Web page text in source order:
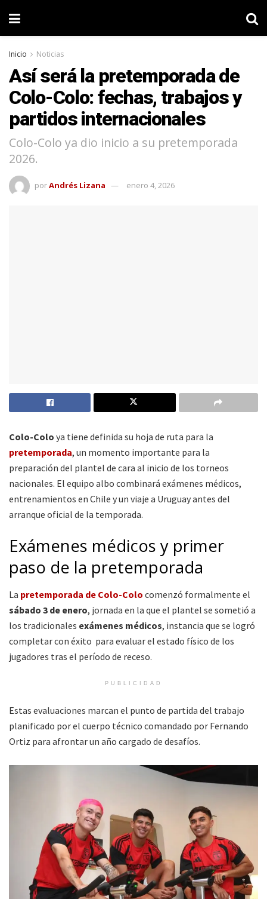
Inicio Noticias
Así será la pretemporada de
Colo-Colo: fechas, trabajos y
partidos internacionales
Colo-Colo ya dio inicio a su pretemporada
2026.
porAndrés Lizana enero 4, 2026
Colo-Colo ya tiene definida su hoja de ruta para la
pretemporada, un momento importante para la
preparación del plantel de cara al inicio de los torneos
nacionales. El equipo albo combinará exámenes médicos,
entrenamientos en Chile y un viaje a Uruguay antes del
arranque oficial de la temporada.
Exámenes médicos y primer
paso de la pretemporada
La pretemporada de Colo-Colo comenzó formalmente el
sábado 3 de enero, jornada en la que el plantel se sometió a
los tradicionales exámenes médicos, instancia que se logró
completar con éxito para evaluar el estado físico de los
jugadores tras el período de receso.
PUBLICIDAD
Estas evaluaciones marcan el punto de partida del trabajo
planificado por el cuerpo técnico comandado por Fernando
Ortiz para afrontar un año cargado de desafíos.